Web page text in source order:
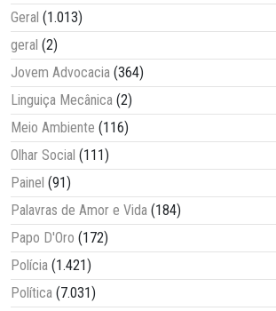
Geral (1.013)
geral (2)
Jovem Advocacia (364)
Linguiça Mecânica (2)
Meio Ambiente (116)
Olhar Social (111)
Painel (91)
Palavras de Amor e Vida (184)
Papo D'Oro (172)
Polícia (1.421)
Política (7.031)